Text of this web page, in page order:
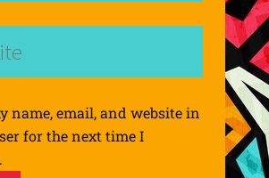
name, email, and website in
for the next time I